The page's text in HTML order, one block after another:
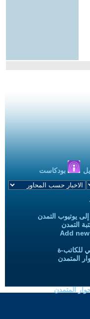
بودكاست
يوتيوب التمدن
التمدن
Add
للكاتب-ة
المتمدن
المتمدن